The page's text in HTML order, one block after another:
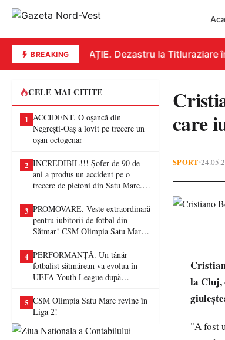
BREAKINGEDUCAȚIE. Dezastru la Titluraziare
CELE MAI CITITE
1 ACCIDENT. O oșancă din
Negrești-Oaș a lovit pe trecere un
oșan octogenar
2 INCREDIBIL!!! Șofer de 90 de
ani a produs un accident pe o
trecere de pietoni din Satu Mare. O
3 PROMOVARE. Veste extraordinară
pentru iubitorii de fotbal din
Sătmar! CSM Olimpia Satu Mare
4 PERFORMANȚĂ. Un tânăr
fotbalist sătmărean va evolua în
UEFA Youth League după
5 CSM Olimpia Satu Mare revine în
Liga 2!
care
SPORT•
la Cluj,
"A fost